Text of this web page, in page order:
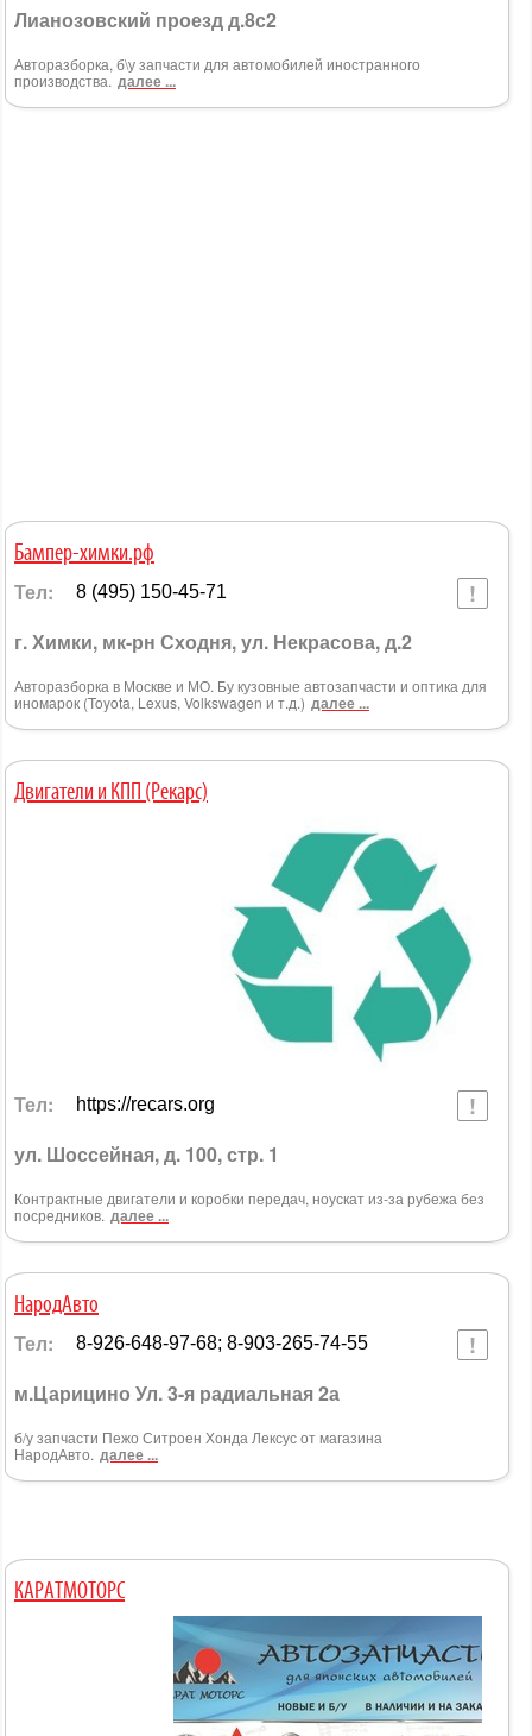
Лианозовский проезд д.8с2
Авторазборка, б\у запчасти для автомобилей иностранного
производства. далее ...
Бампер-химки.рф
Тел: 8 (495) 150-45-71
г. Химки, мк-рн Сходня, ул. Некрасова, д.2
Авторазборка в Москве и МО. Бу кузовные автозапчасти и оптика для
иномарок (Toyota, Lexus, Volkswagen и т.д.) далее ...
Двигатели и КПП (Рекарс)
Тел: https://recars.org
ул. Шоссейная, д. 100, стр. 1
Контрактные двигатели и коробки передач, ноускат из-за рубежа без
посредников. далее ...
НародАвто
Тел: 8-926-648-97-68; 8-903-265-74-55
м.Царицино Ул. 3-я радиальная 2а
б/у запчасти Пежо Ситроен Хонда Лексус от магазина
НародАвто. далее ...
КАРАТМОТОРС